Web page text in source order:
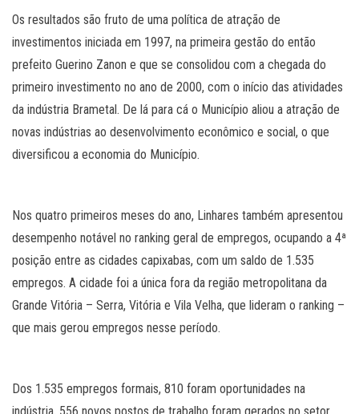
Os resultados são fruto de uma política de atração de
investimentos iniciada em 1997, na primeira gestão do então
prefeito Guerino Zanon e que se consolidou com a chegada do
primeiro investimento no ano de 2000, com o início das atividades
da indústria Brametal. De lá para cá o Município aliou a atração de
novas indústrias ao desenvolvimento econômico e social, o que
diversificou a economia do Município.
Nos quatro primeiros meses do ano, Linhares também apresentou
desempenho notável no ranking geral de empregos, ocupando a 4ª
posição entre as cidades capixabas, com um saldo de 1.535
empregos. A cidade foi a única fora da região metropolitana da
Grande Vitória – Serra, Vitória e Vila Velha, que lideram o ranking –
que mais gerou empregos nesse período.
Dos 1.535 empregos formais, 810 foram oportunidades na